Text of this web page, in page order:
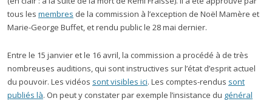
tous les membres de la commission à l’exception de Noël Mamère et
Marie-George Buffet, et rendu public le 28 mai dernier.
Entre le 15 janvier et le 16 avril, la commission a procédé à de très
nombreuses auditions, qui sont instructives sur l’état d’esprit actuel
du pouvoir. Les vidéos sont visibles ici. Les comptes-rendus sont
publiés là. On peut y constater par exemple l’insistance du général